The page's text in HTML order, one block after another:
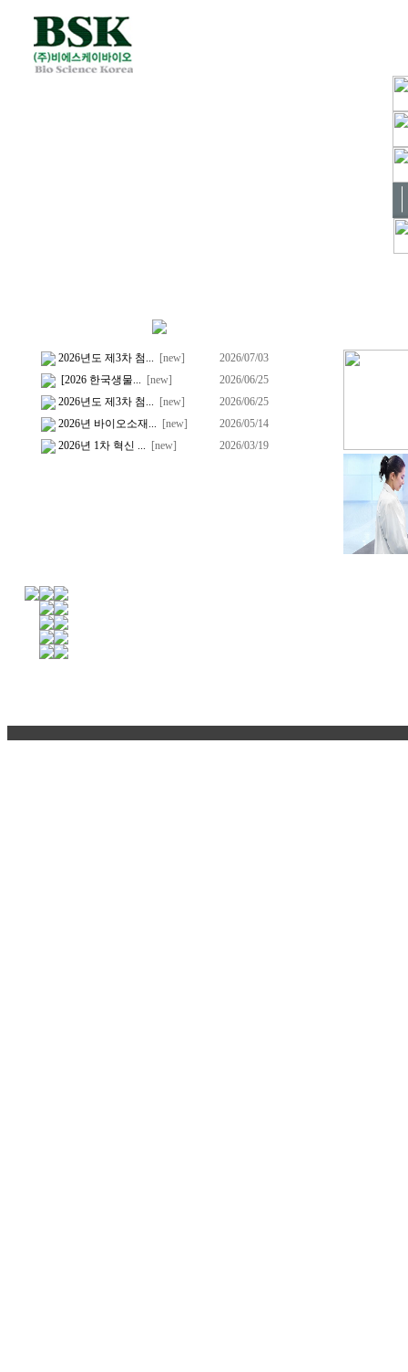
2026년도 제3차 첨... [new]
2026/07/03
[2026 한국생물... [new]
2026/06/25
2026년도 제3차 첨... [new]
2026/06/25
2026년 바이오소재... [new]
2026/05/14
2026년 1차 혁신 ... [new] 2026/03/19